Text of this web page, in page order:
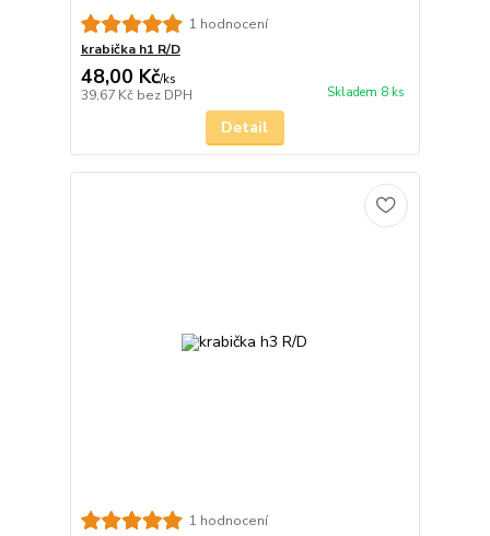
1 hodnocení
krabička h1 R/D
48,00 Kč/ks
39,67 Kč bez DPH Skladem 8 ks
Detail
1 hodnocení